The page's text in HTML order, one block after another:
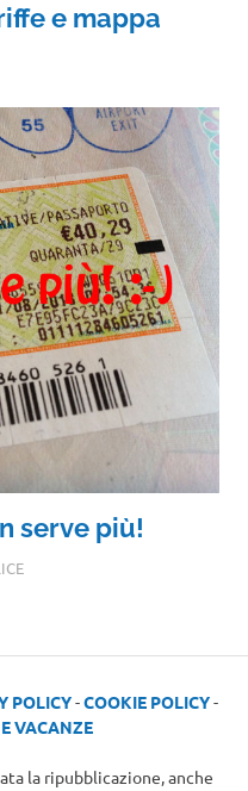
e mappa
serve più!
POLICY-COOKIE POLICY-
VACANZE
la ripubblicazione, anche